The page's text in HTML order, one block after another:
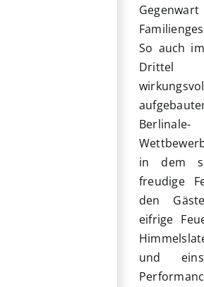
So auch
Berlinale-
in dem
freudige
den
eifrige
und